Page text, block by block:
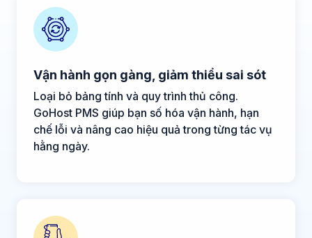
Vận hành gọn gàng, giảm thiểu sai sót
Loại bỏ bảng tính và quy trình thủ công.
GoHost PMS giúp bạn số hóa vận hành, hạn
chế lỗi và nâng cao hiệu quả trong từng tác vụ
hằng ngày.